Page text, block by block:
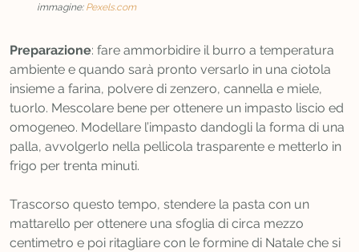
immagine: Pexels.com
Preparazione: fare ammorbidire il burro a temperatura
ambiente e quando sarà pronto versarlo in una ciotola
insieme a farina, polvere di zenzero, cannella e miele,
tuorlo. Mescolare bene per ottenere un impasto liscio ed
omogeneo. Modellare l’impasto dandogli la forma di una
palla, avvolgerlo nella pellicola trasparente e metterlo in
frigo per trenta minuti.
Trascorso questo tempo, stendere la pasta con un
mattarello per ottenere una sfoglia di circa mezzo
centimetro e poi ritagliare con le formine di Natale che si